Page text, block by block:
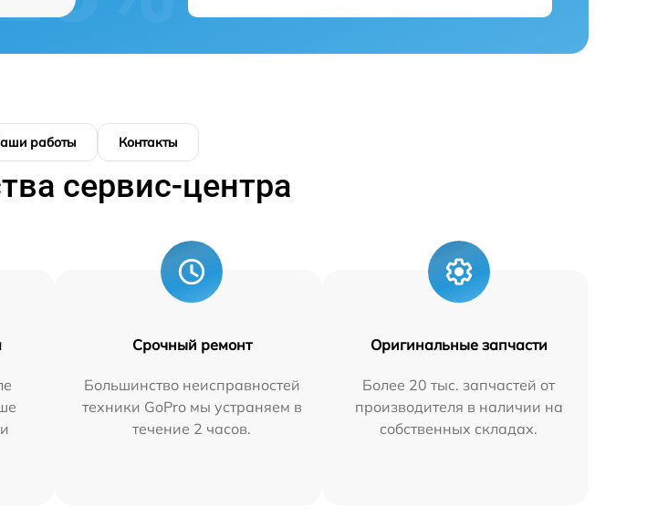
работы Контакты
сервис-центра
Срочный ремонт
Большинство неисправностей
техники GoPro мы устраняем в
течение 2 часов.
Оригинальные запчасти
Более 20 тыс. запчастей от
производителя в наличии на
собственных складах.